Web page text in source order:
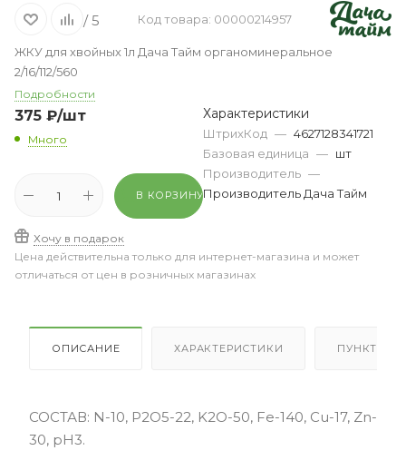
/ 5 Код товара: 00000214957
ЖКУ для хвойных 1л Дача Тайм органоминеральное
2/16/112/560
Подробности
375 ₽/шт
Много
В КОРЗИНУ
Хочу в подарок
Характеристики
ШтрихКод — 4627128341721
Базовая единица — шт
Производитель —
Производитель Дача Тайм
Цена действительна только для интернет-магазина и может
отличаться от цен в розничных магазинах
ОПИСАНИЕ ХАРАКТЕРИСТИКИ ПУНКТЫ
СОСТАВ: N-10, P2O5-22, K2O-50, Fe-140, Cu-17, Zn-
30, pH3.